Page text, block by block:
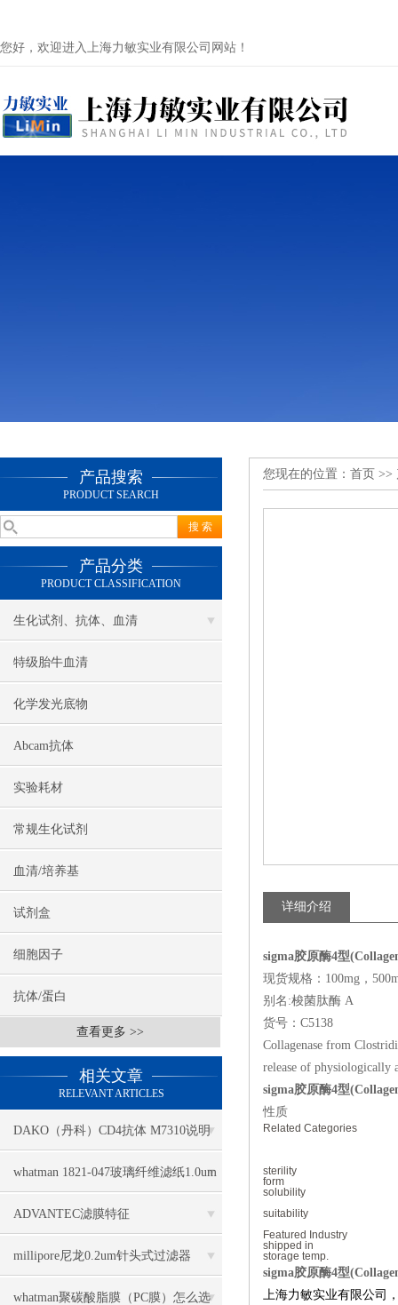
您好，欢迎进入上海力敏实业有限公司网站！
产品搜索
PRODUCT SEARCH
产品分类
PRODUCT CLASSIFICATION
生化试剂、抗体、血清
特级胎牛血清
化学发光底物
Abcam抗体
实验耗材
常规生化试剂
血清/培养基
试剂盒
细胞因子
抗体/蛋白
查看更多 >>
相关文章
RELEVANT ARTICLES
DAKO（丹科）CD4抗体 M7310说明
书
whatman 1821-047玻璃纤维滤纸1.0um
几大特点
ADVANTEC滤膜特征
millipore尼龙0.2um针头式过滤器
SLGN033NB几大特点
whatman聚碳酸脂膜（PC膜）怎么选
您现在的位置： 首页 >>
详细介绍
sigma胶原酶4型
现货规格：100mg，
别名:梭菌肽酶 A
货号：C5138
Collagenase from
release of physiologically
sigma胶原酶4型
性质
Related Categories
sterility
form
solubility
suitability
Featured Industry
shipped in
storage temp.
sigma胶原酶4型
上海力敏实业有限公司